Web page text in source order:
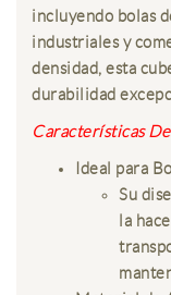
incluyendo bolas
industriales y
densidad, esta
durabilidad
Características
Ideal para
Su
la